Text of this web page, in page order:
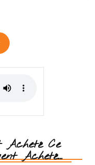
Acheté Ce
Acheté...